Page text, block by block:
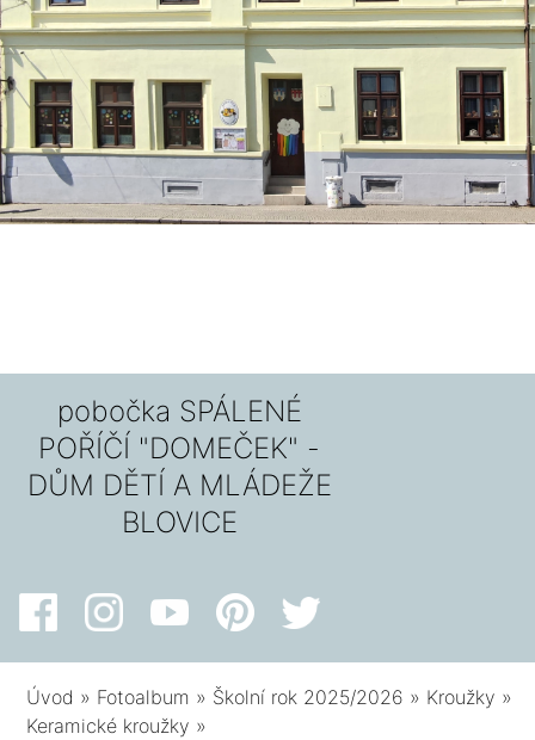
pobočka SPÁLENÉ
POŘÍČÍ "DOMEČEK" -
DŮM DĚTÍ A MLÁDEŽE
BLOVICE
Úvod » Fotoalbum » Školní rok 2025/2026 » Kroužky »
Keramické kroužky »